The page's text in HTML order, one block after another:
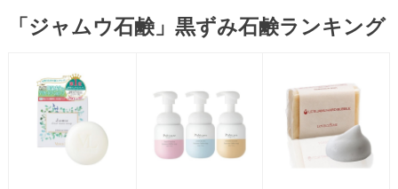
「ジャムウ石鹸」黒ずみ石鹸ランキング